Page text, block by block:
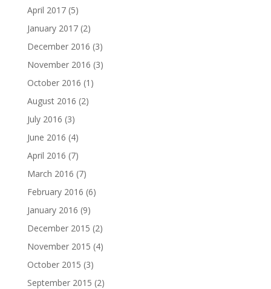
April 2017(5)
January 2017(2)
December 2016 (3)
November 2016 (3)
October 2016 (1)
August 2016 (2)
July 2016 (3)
June 2016 (4)
April 2016 (7)
March 2016 (7)
February 2016 (6)
January 2016 (9)
December 2015 (2)
November 2015 (4)
October 2015 (3)
September 2015 (2)